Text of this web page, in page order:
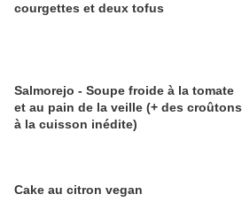
courgettes et deux tofus
Salmorejo - Soupe froide à la tomate
et au pain de la veille (+ des croûtons
à la cuisson inédite)
Cake au citron vegan